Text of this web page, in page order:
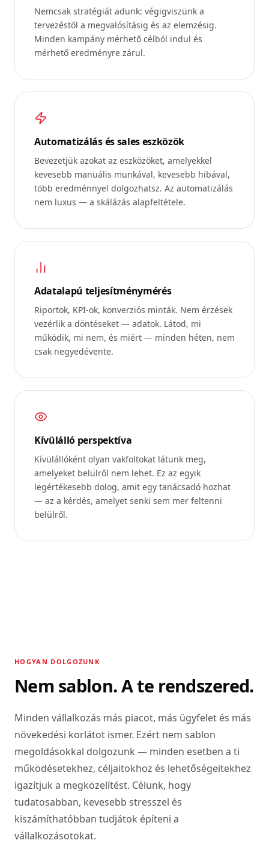
Nemcsak stratégiát adunk: végigviszünk a
tervezéstől a megvalósításig és az elemzésig.
Minden kampány mérhető célból indul és
mérhető eredményre zárul.
Automatizálás és sales eszközök
Bevezetjük azokat az eszközöket, amelyekkel
kevesebb manuális munkával, kevesebb hibával,
több eredménnyel dolgozhatsz. Az automatizálás
nem luxus — a skálázás alapfeltétele.
Adatalapú teljesítménymérés
Riportok, KPI-ok, konverziós minták. Nem érzések
vezérlik a döntéseket — adatok. Látod, mi
működik, mi nem, és miért — minden héten, nem
csak negyedévente.
Kívülálló perspektíva
Kívülállóként olyan vakfoltokat látunk meg,
amelyeket belülről nem lehet. Ez az egyik
legértékesebb dolog, amit egy tanácsadó hozhat
— az a kérdés, amelyet senki sem mer feltenni
belülről.
HOGYAN DOLGOZUNK
Nem sablon. A te rendszered.
Minden vállalkozás más piacot, más ügyfelet és más
növekedési korlátot ismer. Ezért nem sablon
megoldásokkal dolgozunk — minden esetben a ti
működésetekhez, céljaitokhoz és lehetőségeitekhez
igazítjuk a megközelítést. Célunk, hogy
tudatosabban, kevesebb stresszel és
kiszámíthatóbban tudjátok építeni a
vállalkozásotokat.